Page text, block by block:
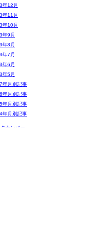
年12月
年11月
年10月
年9月
年8月
年7月
年6月
年5月
年月別記事
年月別記事
年月別記事
年月別記事
ナンバー